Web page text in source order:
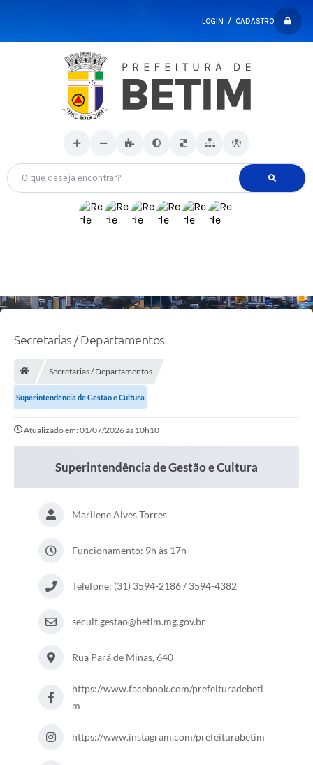
LOGIN / CADASTRO
O que deseja encontrar?
Secretarias / Departamentos
Secretarias / Departamentos
Superintendência de Gestão e Cultura
Atualizado em: 01/07/2026 às 10h10
Superintendência de Gestão e Cultura
Marilene Alves Torres
Funcionamento: 9h às 17h
Telefone: (31) 3594-2186 / 3594-4382
secult.gestao@betim.mg.gov.br
Rua Pará de Minas, 640
https://www.facebook.com/prefeituradebeti
m
https://www.instagram.com/prefeiturabetim